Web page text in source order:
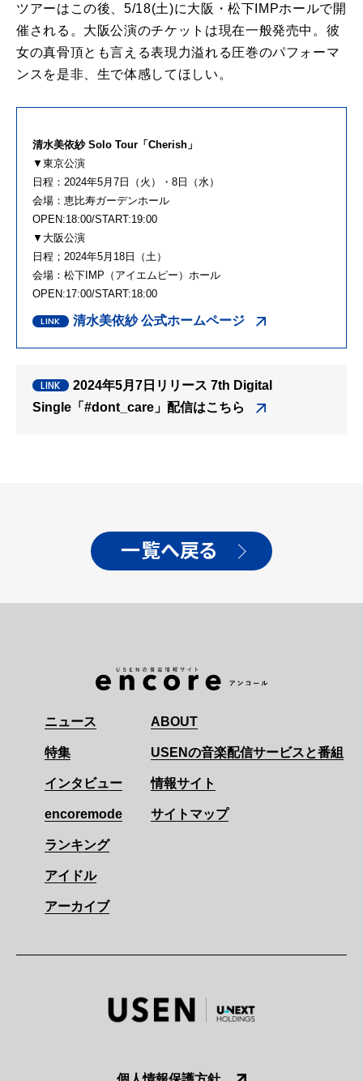
ツアーはこの後、5/18(土)に大阪・松下IMPホールで開
催される。大阪公演のチケットは現在一般発売中。彼
女の真骨頂とも言える表現力溢れる圧巻のパフォーマ
ンスを是非、生で体感してほしい。
清水美依紗 Solo Tour「Cherish」
▼東京公演
日程：2024年5月7日（火）・8日（水）
会場：恵比寿ガーデンホール
OPEN:18:00/START:19:00
▼大阪公演
日程；2024年5月18日（土）
会場：松下IMP（アイエムピー）ホール
OPEN:17:00/START:18:00
清水美依紗 公式ホームページ
2024年5月7日リリース 7th Digital
Single「#dont_care」配信はこちら
一覧へ戻る
ニュース
特集
インタビュー
encoremode
ランキング
アイドル
アーカイブ
ABOUT
USENの音楽配信サービスと番組
情報サイト
サイトマップ